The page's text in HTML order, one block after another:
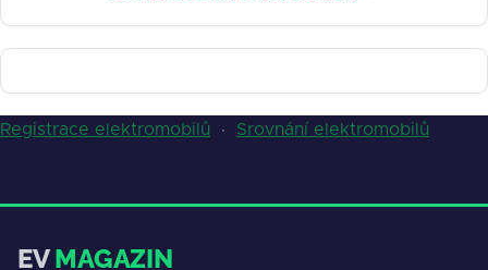
Registrace elektromobilů · Srovnání elektromobilů
EVMAGAZIN